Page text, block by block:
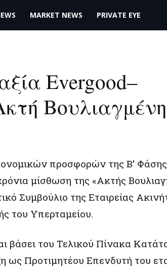
MARKET NEWS PRIVATE EYE
Evergood–
προσφορών της Β’
μίσθωση της «Ακτής
Συμβούλιο της Εταιρείας
του Υπερταμείου.
βάσει του Τελικού Πίνακα
Προτιμητέου Επενδυτή του